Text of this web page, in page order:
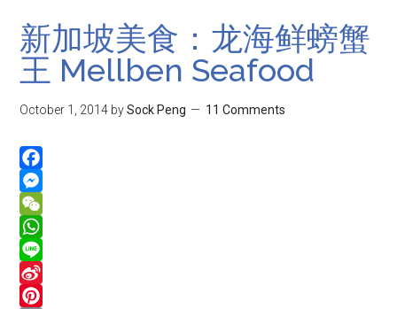
新加坡美食：龙海鲜螃蟹
王 Mellben Seafood
October 1, 2014 bySock Peng 11 Comments
Facebook
Messenger
WeChat
WhatsApp
Line
Sina